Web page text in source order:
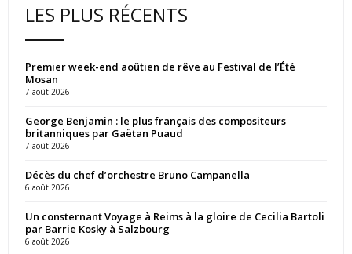
LES PLUS RÉCENTS
Premier week-end aoûtien de rêve au Festival de l’Été
Mosan
7 août 2026
George Benjamin : le plus français des compositeurs
britanniques par Gaëtan Puaud
7 août 2026
Décès du chef d’orchestre Bruno Campanella
6 août 2026
Un consternant Voyage à Reims à la gloire de Cecilia Bartoli
par Barrie Kosky à Salzbourg
6 août 2026